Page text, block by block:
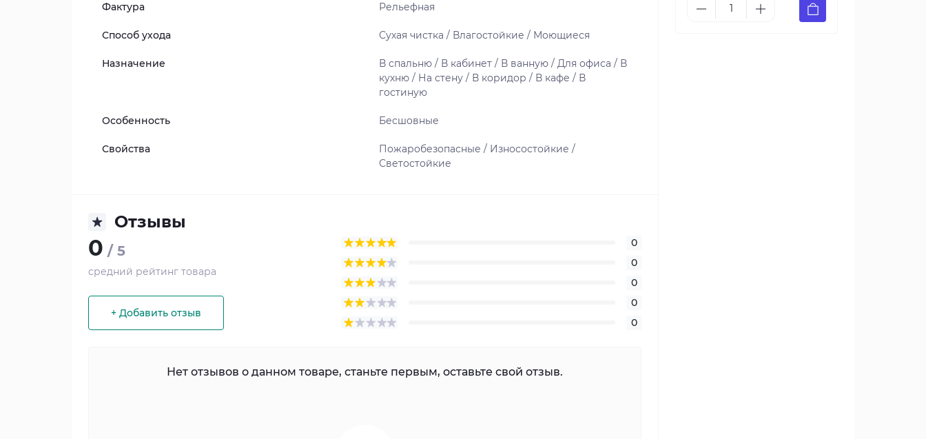
Фактура Рельефная
Способ ухода Сухая чистка / Влагостойкие / Моющиеся
Назначение
В спальню / В кабинет / В ванную / Для офиса / В
кухню / На стену / В коридор / В кафе / В
гостиную
Особенность Бесшовные
Свойства
Пожаробезопасные / Износостойкие /
Светостойкие
Отзывы
0 / 5
средний рейтинг товара
+ Добавить отзыв
0
0
0
0
0
Нет отзывов о данном товаре, станьте первым, оставьте свой отзыв.